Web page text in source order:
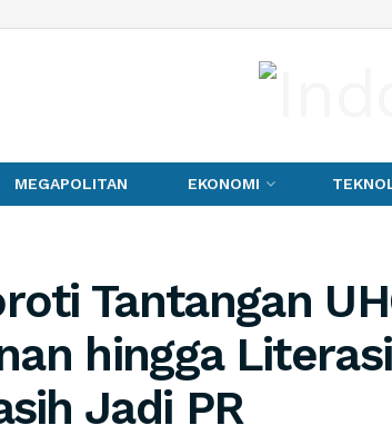
MEGAPOLITAN EKONOMI
Tantangan
hingga Literasi
Jadi PR